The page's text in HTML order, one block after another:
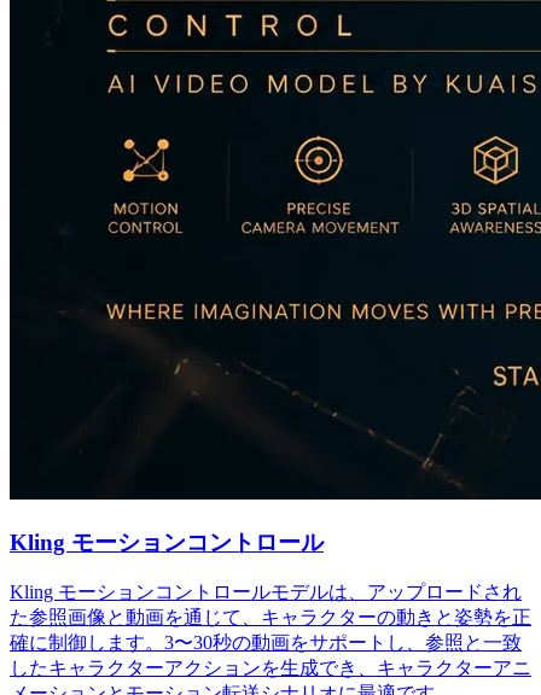
Kling モーションコントロール
Kling モーションコントロールモデルは、アップロードされ
た参照画像と動画を通じて、キャラクターの動きと姿勢を正
確に制御します。3〜30秒の動画をサポートし、参照と一致
したキャラクターアクションを生成でき、キャラクターアニ